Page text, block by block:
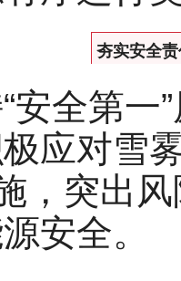
夯实安全
安全第
应对雪
，突出
安全。